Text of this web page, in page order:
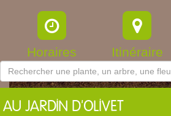
Horaires Itinéraire
AU JARDIN D'OLIVET